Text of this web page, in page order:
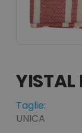
all'inizio
della
di
immagini
YISTAL
Taglie:
UNICA